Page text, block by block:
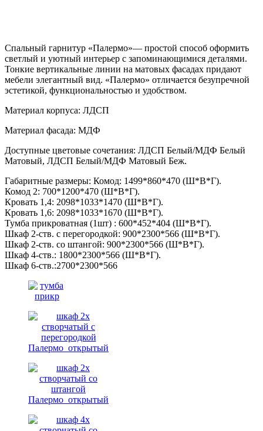
Спальный гарнитур «Палермо»— простой способ оформить
светлый и уютный интерьер с запоминающимися деталями.
Тонкие вертикальные линии на матовых фасадах придают
мебели элегантный вид. «Палермо» отличается безупречной
эстетикой, функциональностью и удобством.
Материал корпуса: ЛДСП
Материал фасада: МДФ
Доступные цветовые сочетания: ЛДСП Белый/МДФ Белый
Матовый, ЛДСП Белый/МДФ Матовый Беж.
Габаритные размеры: Комод: 1499*860*470 (Ш*В*Г).
Комод 2: 700*1200*470 (Ш*В*Г).
Кровать 1,4: 2098*1033*1470 (Ш*В*Г).
Кровать 1,6: 2098*1033*1670 (Ш*В*Г).
Тумба прикроватная (1шт) : 600*452*404 (Ш*В*Г).
Шкаф 2-ств. с перегородкой: 900*2300*566 (Ш*В*Г).
Шкаф 2-ств. со штангой: 900*2300*566 (Ш*В*Г).
Шкаф 4-ств.: 1800*2300*566 (Ш*В*Г).
Шкаф 6-ств.:2700*2300*566